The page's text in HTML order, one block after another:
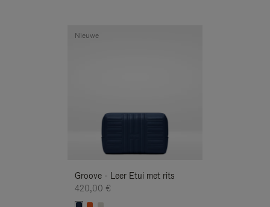
Groove - Leer Etui met rits
420,00 €
Nieuwe